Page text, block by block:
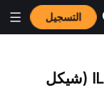
التسجيل
حوِّل 1 ATOM (Cosmos) إلى ILS (شيكل